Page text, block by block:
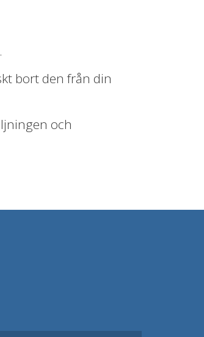
bort den från din
och